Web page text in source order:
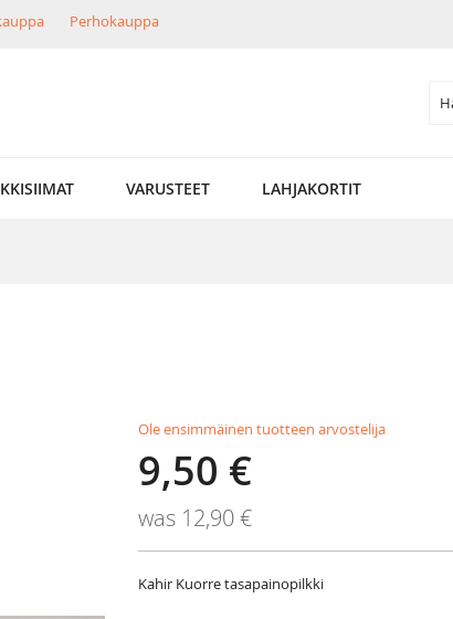
Perhokauppa
VARUSTEET LAHJAKORTIT
Ole ensimmäinen tuotteen arvostelija
Special
Price
9,50 €
was 12,90 €
Kahir Kuorre tasapainopilkki